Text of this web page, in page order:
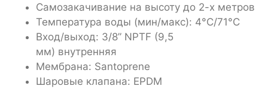
Самозакачивание на высоту до 2-х метров
Температура воды (мин/макс): 4°C/71°C
Вход/выход: 3/8” NPTF (9,5
мм) внутренняя
Мембрана: Santoprene
Шаровые клапана: EPDM